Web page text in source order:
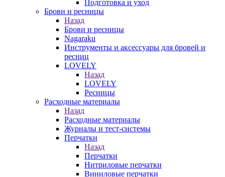
Подготовка и уход
Брови и ресницы
Назад
Брови и ресницы
Nagaraku
Инструменты и аксессуары для бровей и
ресниц
LOVELY
Назад
LOVELY
Ресницы
Расходные материалы
Назад
Расходные материалы
Журналы и тест-системы
Перчатки
Назад
Перчатки
Нитриловые перчатки
Виниловые перчатки